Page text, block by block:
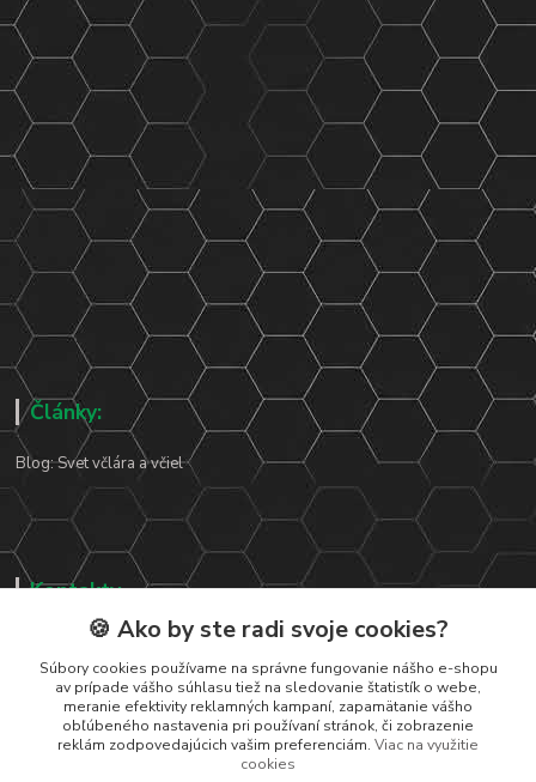
Články:
Blog: Svet včlára a včiel
Kontakty
Zákaznická podpora
+421 919 037 687
Po – Pi 8:00 – 17:00
vcelarstvotrizuliak@centrum.sk
🍪 Ako by ste radi svoje cookies?
Súbory cookies používame na správne fungovanie nášho e-shopu
av prípade vášho súhlasu tiež na sledovanie štatistík o webe,
meranie efektivity reklamných kampaní, zapamätanie vášho
obľúbeného nastavenia pri používaní stránok, či zobrazenie
reklám zodpovedajúcich vašim preferenciám. Viac na využitie
cookies